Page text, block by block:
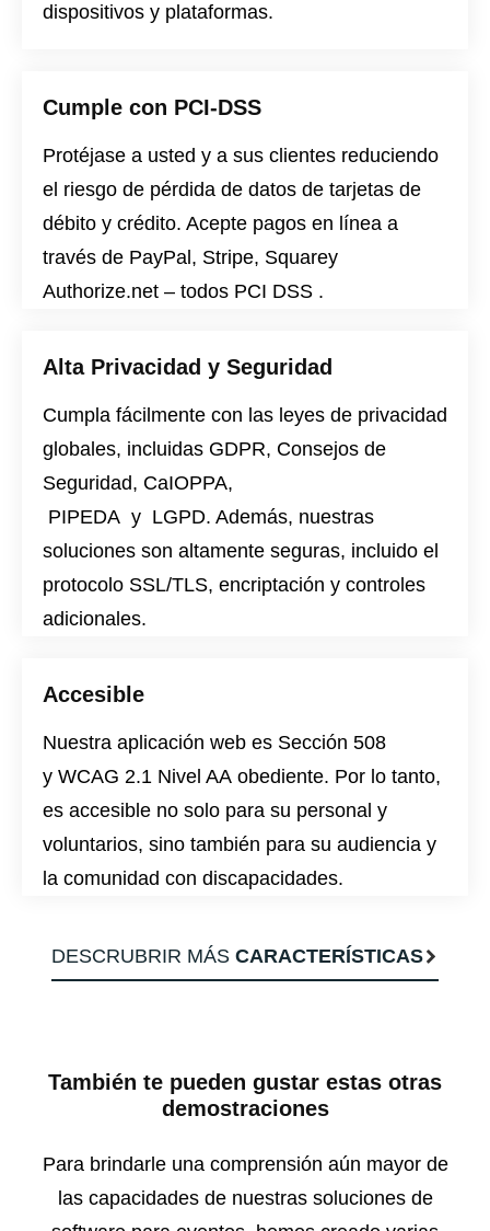
dispositivos y plataformas.
Cumple con PCI-DSS
Protéjase a usted y a sus clientes reduciendo
el riesgo de pérdida de datos de tarjetas de
débito y crédito. Acepte pagos en línea a
través de PayPal, Stripe, Squarey
Authorize.net – todos PCI DSS .
Alta Privacidad y Seguridad
Cumpla fácilmente con las leyes de privacidad
globales, incluidas GDPR, Consejos de
Seguridad, CaIOPPA,
PIPEDA y LGPD. Además, nuestras
soluciones son altamente seguras, incluido el
protocolo SSL/TLS, encriptación y controles
adicionales.
Accesible
Nuestra aplicación web es Sección 508
y WCAG 2.1 Nivel AA obediente. Por lo tanto,
es accesible no solo para su personal y
voluntarios, sino también para su audiencia y
la comunidad con discapacidades.
DESCRUBRIR MÁS CARACTERÍSTICAS
También te pueden gustar estas otras
demostraciones
Para brindarle una comprensión aún mayor de
las capacidades de nuestras soluciones de